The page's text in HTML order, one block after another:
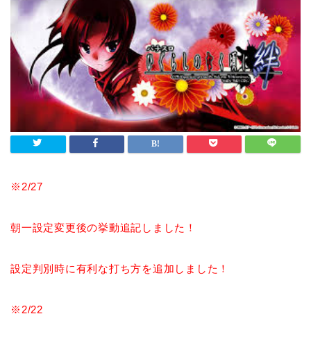
※2/27
朝一設定変更後の挙動追記しました！
設定判別時に有利な打ち方を追加しました！
※2/22